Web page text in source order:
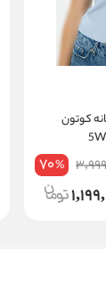
کوتون
70%